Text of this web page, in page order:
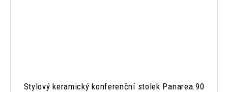
Stylový keramický konferenční stolek Panarea.90